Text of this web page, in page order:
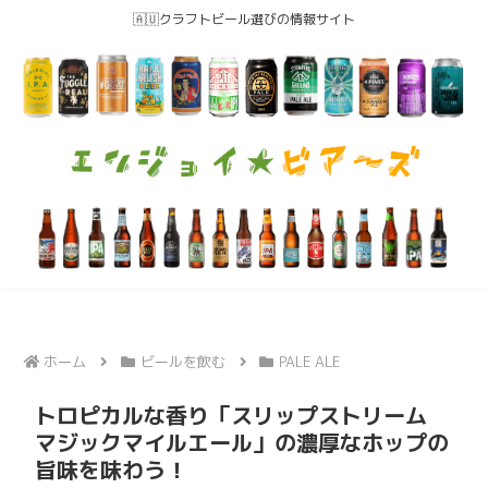
🇦🇺クラフトビール選びの情報サイト
ホーム ビールを飲む PALE ALE
トロピカルな香り「スリップストリーム
マジックマイルエール」の濃厚なホップの
旨味を味わう！